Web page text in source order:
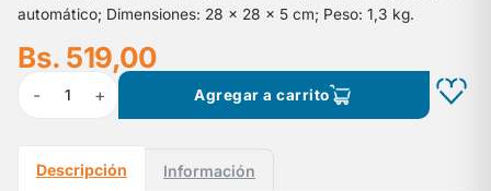
automático; Dimensiones: 28 × 28 × 5 cm; Peso: 1,3 kg.
Bs. 519,00
- 1 + Agregar a carrito
Descripción Información